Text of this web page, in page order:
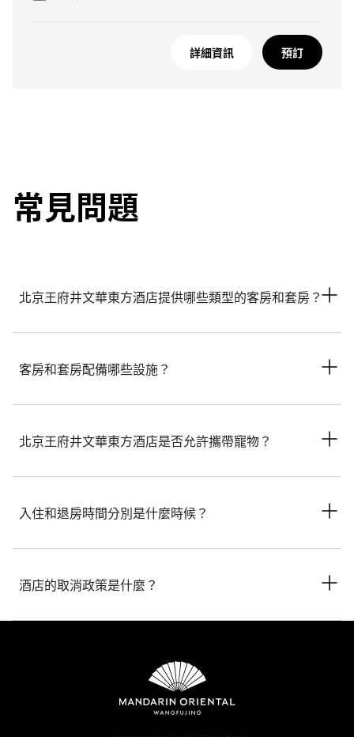
詳細資訊 預訂
常見問題
北京王府井文華東方酒店提供哪些類型的客房和套房？
客房、尊貴客房、花園套房、露台套房、文華套房和東方套房。
客房和套房配備哪些設施？
Nespresso咖啡機，以及配備雨灑式花灑的水療式浴室。部分套
房還設有飯廳、私人陽台和步入式衣櫥。
北京王府井文華東方酒店是否允許攜帶寵物？
住前聯絡酒店，以了解最新政策。
入住和退房時間分別是什麼時候？
住或延遲退房方面需要協助，可以在預訂時告知酒店或與前台團
隊聯絡。
酒店的取消政策是什麼？
取消規定。如需了解更多資訊，請直接聯絡酒店。